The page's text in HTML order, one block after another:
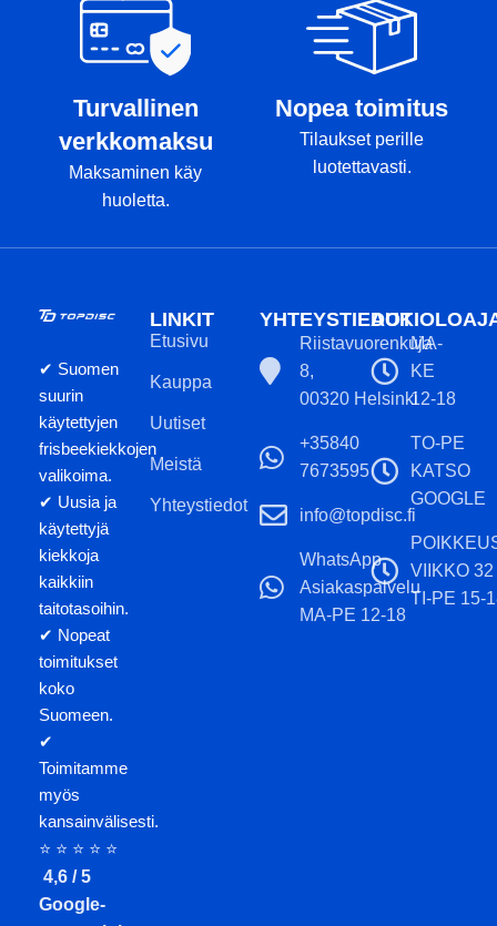
Turvallinen
verkkomaksu
Maksaminen käy
huoletta.
Nopea toimitus
Tilaukset perille
luotettavasti.
✔ Suomen
suurin
käytettyjen
frisbeekiekkojen
valikoima.
✔ Uusia ja
käytettyjä
kiekkoja
kaikkiin
taitotasoihin.
✔ Nopeat
toimitukset
koko
Suomeen.
✔
Toimitamme
myös
kansainvälisesti.
⭐ ⭐ ⭐ ⭐ ⭐
4,6 / 5
Google-
LINKIT
Etusivu
Kauppa
Uutiset
Meistä
Yhteystiedot
YHTEYSTIEDOT
Riistavuorenkuja
8,
00320 Helsinki
+35840
7673595
info@topdisc.fi
WhatsApp
Asiakaspalvelu
MA-PE 12-18
MA-
KE
12-18
TO-PE
KATSO
GOOGLE
VIIKKO 32
TI-PE 15-